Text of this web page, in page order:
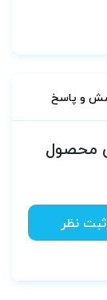
و پاسخ
محصول
ثبت نظر